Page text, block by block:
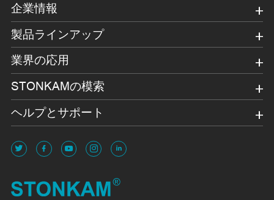
企業情報
製品ラインアップ
業界の応用
STONKAMの模索
ヘルプとサポート